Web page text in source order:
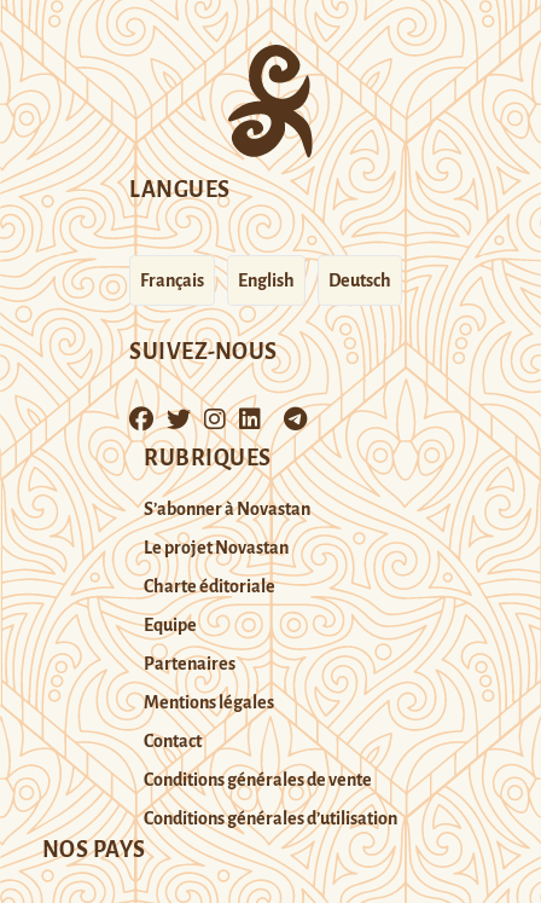
LANGUES
Français English Deutsch
SUIVEZ-NOUS
RUBRIQUES
S’abonner à Novastan
Le projet Novastan
Charte éditoriale
Equipe
Partenaires
Mentions légales
Contact
Conditions générales de vente
Conditions générales d’utilisation
NOS PAYS